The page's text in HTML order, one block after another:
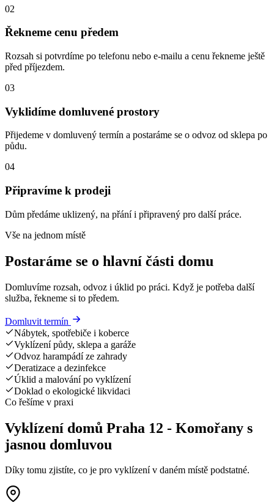
02
Řekneme cenu předem
Rozsah si potvrdíme po telefonu nebo e-mailu a cenu řekneme ještě
před příjezdem.
03
Vyklidíme domluvené prostory
Přijedeme v domluvený termín a postaráme se o odvoz od sklepa po
půdu.
04
Připravíme k prodeji
Dům předáme uklizený, na přání i připravený pro další práce.
Vše na jednom místě
Postaráme se o hlavní části domu
Domluvíme rozsah, odvoz i úklid po práci. Když je potřeba další
služba, řekneme si to předem.
Domluvit termín
Nábytek, spotřebiče i koberce
Vyklízení půdy, sklepa a garáže
Odvoz harampádí ze zahrady
Deratizace a dezinfekce
Úklid a malování po vyklízení
Doklad o ekologické likvidaci
Co řešíme v praxi
Vyklízení domů Praha 12 - Komořany s
jasnou domluvou
Díky tomu zjistíte, co je pro vyklízení v daném místě podstatné.